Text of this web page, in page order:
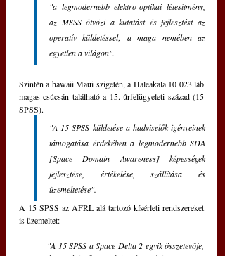
"a legmodernebb elektro-optikai létesítmény,
az MSSS ötvözi a kutatást és fejlesztést az
operatív küldetéssel; a maga nemében az
egyetlen a világon".
Szintén a hawaii Maui szigetén, a Haleakala 10 023 láb
magas csúcsán található a 15. űrfelügyeleti század (15
SPSS).
"A 15 SPSS küldetése a hadviselők igényeinek
támogatása érdekében a legmodernebb SDA
[Space Domain Awareness] képességek
fejlesztése, értékelése, szállítása és
üzemeltetése".
A 15 SPSS az AFRL alá tartozó kísérleti rendszereket
is üzemeltet:
"A 15 SPSS a Space Delta 2 egyik összetevője,